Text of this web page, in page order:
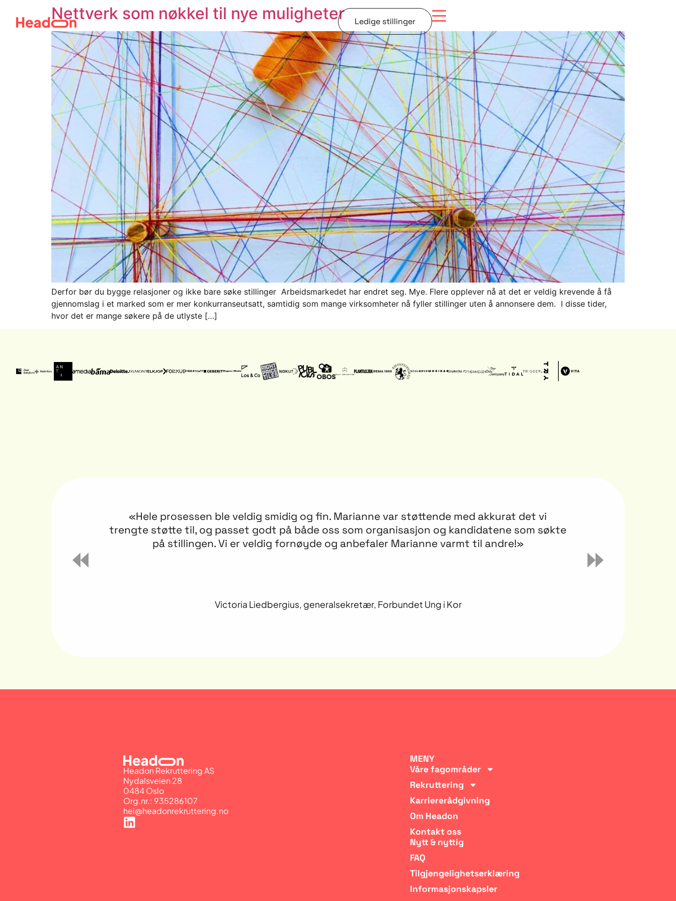
Ledige stillinger
Nettverk som nøkkel til nye muligheter
Derfor bør du bygge relasjoner og ikke bare søke stillinger Arbeidsmarkedet har endret seg. Mye. Flere opplever nå at det er veldig krevende å få
gjennomslag i et marked som er mer konkurranseutsatt, samtidig som mange virksomheter nå fyller stillinger uten å annonsere dem. I disse tider,
hvor det er mange søkere på de utlyste […]
«Hele prosessen ble veldig smidig og fin. Marianne var støttende med akkurat det vi
trengte støtte til, og passet godt på både oss som organisasjon og kandidatene som søkte
på stillingen. Vi er veldig fornøyde og anbefaler Marianne varmt til andre!»
Victoria Liedbergius, generalsekretær, Forbundet Ung i Kor
Headon Rekruttering AS
Nydalsveien 28
0484 Oslo
Org.nr.: 935286107
hei@headonrekruttering.no
MENY
Våre fagområder
Rekruttering
Karriererådgivning
Om Headon
Kontakt oss
Nytt & nyttig
FAQ
Tilgjengelighetserklæring
Informasjonskapsler